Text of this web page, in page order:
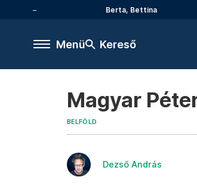
Berta, Bettina
Menü Kereső
Magyar
BELFÖLD
Dezső András